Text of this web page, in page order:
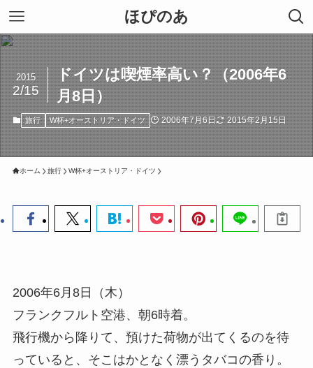
ほぴのあ
ドイツは喫煙率高い？（2006年6
月8日）
2015
2/15
旅行 W杯+オーストリア・ドイツ 2006年7月6日 2015年2月15日
ホーム 旅行 W杯+オーストリア・ドイツ
2006年6月8日（木）
フランクフルト空港、朝6時着。
飛行機から降りて、預けた荷物が出てくるのを待
っていると、そこはかとなく漂うタバコの香り。